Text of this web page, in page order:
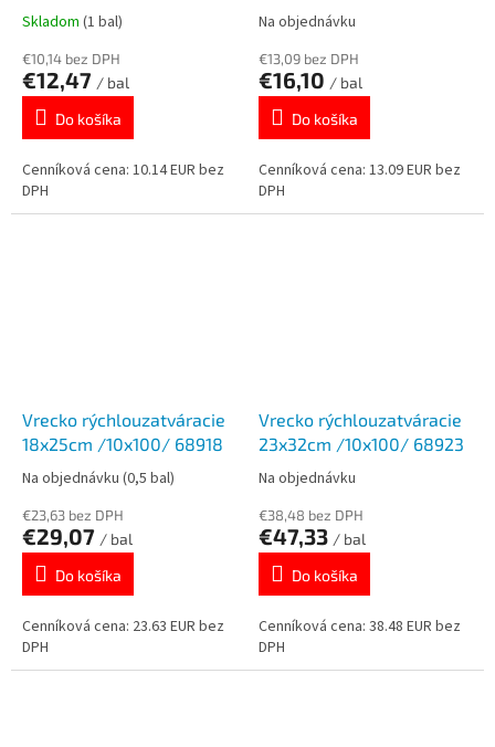
Skladom (1 bal)
€10,14 bez DPH
€12,47 / bal
Do košíka
Cenníková cena: 10.14 EUR bez
DPH
Na objednávku
€13,09 bez DPH
€16,10 / bal
Do košíka
Cenníková cena: 13.09 EUR bez
DPH
Vrecko rýchlouzatváracie
18x25cm /10x100/ 68918
Na objednávku (0,5 bal)
€23,63 bez DPH
€29,07 / bal
Do košíka
Cenníková cena: 23.63 EUR bez
DPH
Vrecko rýchlouzatváracie
23x32cm /10x100/ 68923
Na objednávku
€38,48 bez DPH
€47,33 / bal
Do košíka
Cenníková cena: 38.48 EUR bez
DPH